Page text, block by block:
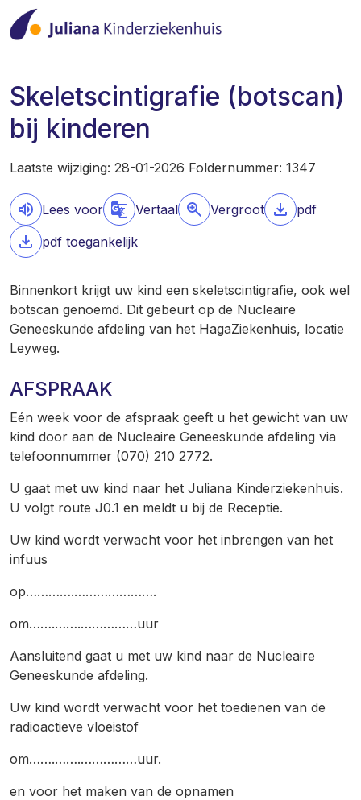
Skeletscintigrafie (botscan)
bij kinderen
Laatste wijziging: 28-01-2026 Foldernummer: 1347
Lees voor Vertaal Vergroot
pdf
pdf toegankelijk
Binnenkort krijgt uw kind een skeletscintigrafie, ook wel
botscan genoemd. Dit gebeurt op de Nucleaire
Geneeskunde afdeling van het HagaZiekenhuis, locatie
Leyweg.
AFSPRAAK
Eén week voor de afspraak geeft u het gewicht van uw
kind door aan de Nucleaire Geneeskunde afdeling via
telefoonnummer (070) 210 2772.
U gaat met uw kind naar het Juliana Kinderziekenhuis.
U volgt route J0.1 en meldt u bij de Receptie.
Uw kind wordt verwacht voor het inbrengen van het
infuus
op………….………………….
om…….…….……………uur
Aansluitend gaat u met uw kind naar de Nucleaire
Geneeskunde afdeling.
Uw kind wordt verwacht voor het toedienen van de
radioactieve vloeistof
om…….…….……………uur.
en voor het maken van de opnamen